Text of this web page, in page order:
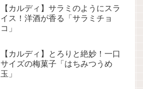
【カルディ】サラミのようにスラ
イス！洋酒が香る「サラミチョ
コ」
【カルディ】とろりと絶妙！一口
サイズの梅菓子「はちみつうめ
玉」